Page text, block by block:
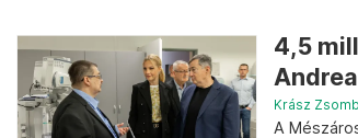
4,5
Andrea
Krász
A